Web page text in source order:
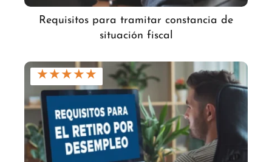
Requisitos para tramitar constancia de
situación fiscal
★★★★★